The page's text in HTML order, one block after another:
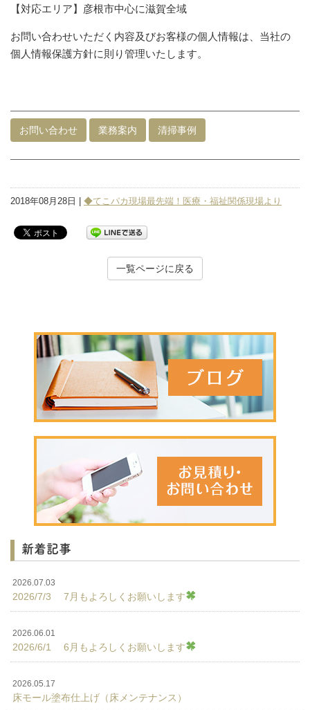
【対応エリア】彦根市中心に滋賀全域
お問い合わせいただく内容及びお客様の個人情報は、当社の
個人情報保護方針に則り管理いたします。
お問い合わせ 業務案内 清掃事例
2018年08月28日 | ◆てこパカ現場最先端！医療・福祉関係現場より
一覧ページに戻る
新着記事
2026.07.03
2026/7/3 7月もよろしくお願いします
2026.06.01
2026/6/1 6月もよろしくお願いします
2026.05.17
床モール塗布仕上げ（床メンテナンス）